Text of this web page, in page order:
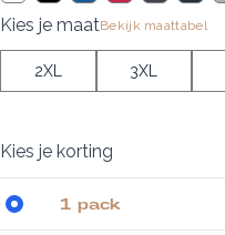
Kies je maatBekijk maattabel
2XL 3XL
Kies je korting
1 pack